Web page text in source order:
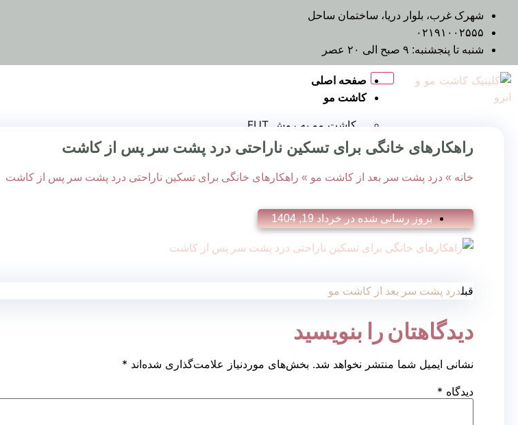
شهرک غرب، بلوار دریا، ساختمان ساحل
۰۲۱۹۱۰۰۲۵۵۵
شنبه تا پنجشنبه: ۹ صبح الی ۲۰ عصر
صفحه اصلی
کاشت مو
کاشت مو به روش FUT
کاشت مو به روش Fue
کاشت مو به روش FIT
کاشت مو به روش RHT
کاشت مو به روش SUT
کاشت مو برای زنان
کاشت مو روش ترکیبی
کاشت مو روش میگروگرافت
کاشت مو
به روش
به روش
راهکارهای خانگی برای تسکین ناراحتی درد پشت سر پس از کاشت
خانه » درد پشت سر بعد از کاشت مو » راهکارهای خانگی برای تسکین ناراحتی درد پشت سر پس از کاشت
بروز رسانی شده درخرداد 19, 1404
قبلدرد پشت سر بعد از کاشت مو
دیدگاهتان را بنویسید
نشانی ایمیل شما منتشر نخواهد شد. بخش‌های موردنیاز علامت‌گذاری شده‌اند *
دیدگاه *